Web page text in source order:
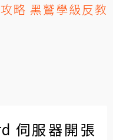
略 黑鷲學級反教
伺服器開張